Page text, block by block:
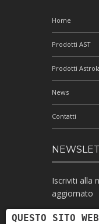
Home
Prodotti AST
Prodotti
News
Contatti
Iscriviti alla
aggiornato
QUESTO SITO